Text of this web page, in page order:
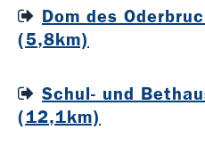
Dom des
(5,8km)
Schul- und
(12,1km)